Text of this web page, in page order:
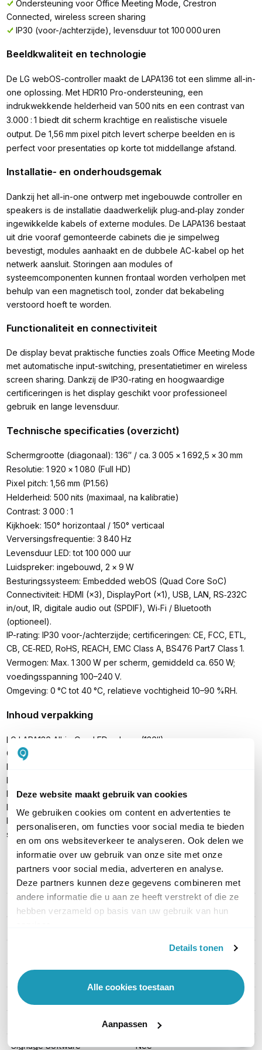
Deze website maakt gebruik van cookies
We gebruiken cookies om content en advertenties te
personaliseren, om functies voor social media te bieden
en om ons websiteverkeer te analyseren. Ook delen we
informatie over uw gebruik van onze site met onze
partners voor social media, adverteren en analyse.
Deze partners kunnen deze gegevens combineren met
andere informatie die u aan ze heeft verstrekt of die ze
hebben verzameld op basis van uw gebruik van hun
Details tonen
Alle cookies toestaan
Aanpassen
Ondersteuning voor Office Meeting Mode, Crestron
Connected, wireless screen sharing
IP30 (voor-/achterzijde), levensduur tot 100 000 uren
Beeldkwaliteit en technologie
De LG webOS-controller maakt de LAPA136 tot een slimme all-in-
one oplossing. Met HDR10 Pro-ondersteuning, een
indrukwekkende helderheid van 500 nits en een contrast van
3.000 : 1 biedt dit scherm krachtige en realistische visuele
output. De 1,56 mm pixel pitch levert scherpe beelden en is
perfect voor presentaties op korte tot middellange afstand.
Installatie- en onderhoudsgemak
Dankzij het all-in-one ontwerp met ingebouwde controller en
speakers is de installatie daadwerkelijk plug‑and‑play zonder
ingewikkelde kabels of externe modules. De LAPA136 bestaat
uit drie vooraf gemonteerde cabinets die je simpelweg
bevestigt, modules aanhaakt en de dubbele AC-kabel op het
netwerk aansluit. Storingen aan modules of
systeemcomponenten kunnen frontaal worden verholpen met
behulp van een magnetisch tool, zonder dat bekabeling
verstoord hoeft te worden.
Functionaliteit en connectiviteit
De display bevat praktische functies zoals Office Meeting Mode
met automatische input-switching, presentatietimer en wireless
screen sharing. Dankzij de IP30-rating en hoogwaardige
certificeringen is het display geschikt voor professioneel
gebruik en lange levensduur.
Technische specificaties (overzicht)
Schermgrootte (diagonaal): 136″ / ca. 3 005 × 1 692,5 × 30 mm
Resolutie: 1 920 × 1 080 (Full HD)
Pixel pitch: 1,56 mm (P1.56)
Helderheid: 500 nits (maximaal, na kalibratie)
Contrast: 3 000 : 1
Kijkhoek: 150° horizontaal / 150° verticaal
Verversingsfrequentie: 3 840 Hz
Levensduur LED: tot 100 000 uur
Luidspreker: ingebouwd, 2 × 9 W
Besturingssysteem: Embedded webOS (Quad Core SoC)
Connectiviteit: HDMI (×3), DisplayPort (×1), USB, LAN, RS‑232C
in/out, IR, digitale audio out (SPDIF), Wi‑Fi / Bluetooth
(optioneel).
IP-rating: IP30 voor-/achterzijde; certificeringen: CE, FCC, ETL,
CB, CE‑RED, RoHS, REACH, EMC Class A, BS476 Part7 Class 1.
Vermogen: Max. 1 300 W per scherm, gemiddeld ca. 650 W;
voedingsspanning 100–240 V.
Omgeving: 0 °C tot 40 °C, relatieve vochtigheid 10–90 %RH.
Inhoud verpakking
LG LAPA136 All‑in‑One LED‑scherm (136″)
Geïntegreerde webOS-controller en voeding
Ingebouwde 2 × 9 W luidsprekers
IR‑remote (in‑box)
Modulaire cabinetset (3 stuks) met magnetische service tool
Dubbele AC‑kabel voor eenvoudige stroomvoorziening
Montageset voor wandmontage (landscape), optionele
standaard apart verkrijgbaar
PRODUCT DETAILS
LED Walls
Schermdiagonaal (Inch)
Helderheid (cd/m²)
Nee
Signage Software Nee